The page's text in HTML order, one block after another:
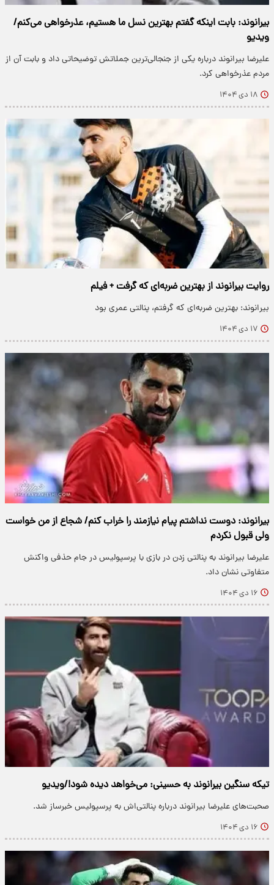
بیرانوند: بابت اینکه گفتم بهترین نسل ما هستیم، عذرخواهی می‌کنم/
ویدیو
علیرضا بیرانوند درباره یکی از جنجالی‌ترین جملاتش توضیحاتی داد و بابت آن از
مردم عذرخواهی کرد.
۱۸ دی ۱۴۰۴
روایت بیرانوند از بهترین ضربه‌ای که گرفت + فیلم
بیرانوند: بهترین ضربه‌ای که گرفتم، پنالتی عمری بود
۱۷ دی ۱۴۰۴
بیرانوند: دوست نداشتم پیام نیازمند را خراب کنم/ شجاع از من خواست
ولی قبول نکردم
علیرضا بیرانوند به پنالتی زدن در بازی با پرسپولیس در جام حذفی واکنش
متفاوتی نشان داد.
۱۶ دی ۱۴۰۴
تیکه سنگین بیرانوند به حسینی: می‌خواهد دیده شود!/ویدیو
صحبت‌های علیرضا بیرانوند درباره پنالتی‌اش به پرسپولیس خبرساز شد.
۱۶ دی ۱۴۰۴